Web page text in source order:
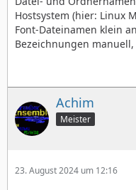
Hostsystem (hier: Linux
Font-Dateinamen klein
Bezeichnungen
Achim
Meister
23. August 2024 um 12:16